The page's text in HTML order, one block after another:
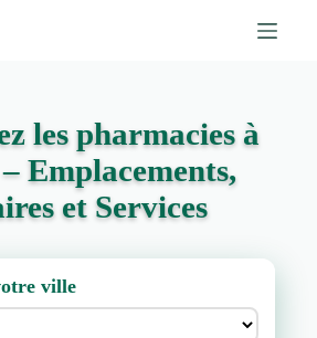
les pharmacies à
Emplacements,
et Services
ville